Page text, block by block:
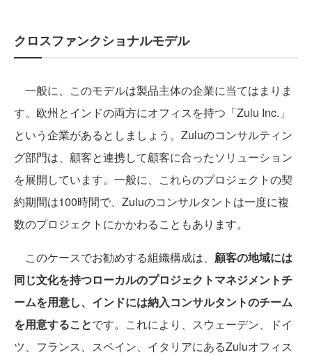
クロスファンクショナルモデル
一般に、このモデルは製品主体の企業に当てはまりま
す。欧州とインドの両方にオフィスを持つ「Zulu Inc.」
という企業があるとしましょう。Zuluのコンサルティン
グ部門は、顧客と連携して顧客に合ったソリューション
を展開しています。一般に、これらのプロジェクトの契
約期間は100時間で、Zuluのコンサルタントは一度に複
数のプロジェクトにかかわることもあります。
このケースでお勧めする組織構成は、 顧客の地域には
同じ文化を持つローカルのプロジェクトマネジメントチ
ームを用意し、インドには納入コンサルタントのチーム
を用意することです。これにより、スウェーデン、ドイ
ツ、フランス、スペイン、イタリアにあるZuluオフィス